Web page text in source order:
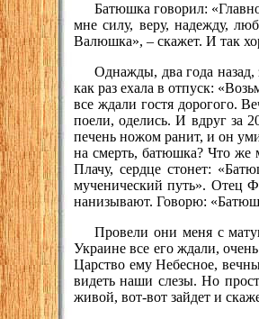
Батюшка говорил:
мне силу, веру, надежду,
Валюшка», – скажет. И так
Однажды, два года
как раз ехала в отпуск:
все ждали гостя дорогого.
поели, оделись. И вдруг за
печень ножом ранит, и он
на смерть, батюшка? Что же
Плачу, сердце стонет:
мученический путь». Отец
нанизывают. Говорю:
Провели они меня с
Украине все его ждали,
Царство ему Небесное,
видеть наши слезы. Но
живой, вот-вот зайдет и